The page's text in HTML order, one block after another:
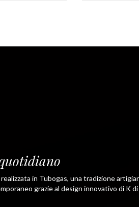
in Tubogas, una tradizione
grazie al design innovativo di K